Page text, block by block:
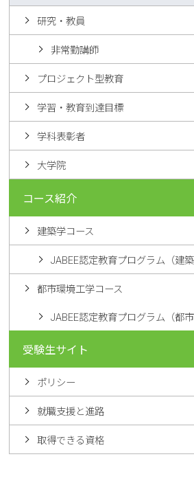
研究・教員
非常勤講師
プロジェクト型教育
学習・教育到達目標
学科表彰者
大学院
コース紹介
建築学コース
JABEE認定教育プログラム（建築
都市環境工学コース
JABEE認定教育プログラム（都
受験生サイト
ポリシー
就職支援と進路
取得できる資格